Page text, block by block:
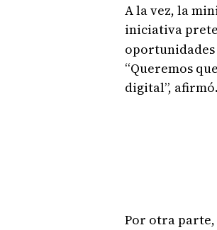
A la vez, la
iniciativa
“Queremos
digital”, afirmó.
Por otra